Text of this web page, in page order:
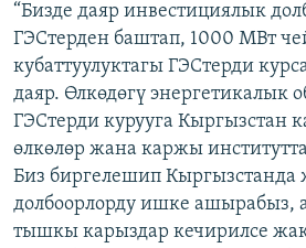
“Бизде даяр инвестициялык
ГЭСтерден баштап, 1000 МВт
кубаттуулуктагы ГЭСтерди
даяр. Өлкөдөгү энергетикалык
ГЭСтерди курууга Кыргызстан
өлкөлөр жана каржы
Биз биргелешип
долбоорлорду ишке ашырабыз,
тышкы карыздар кечирилсе